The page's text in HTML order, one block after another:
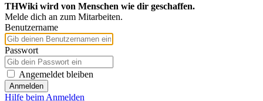
THWiki wird von Menschen wie dir geschaffen.
Melde dich an zum Mitarbeiten.
Benutzername
Passwort
Angemeldet bleiben
Anmelden
Hilfe beim Anmelden